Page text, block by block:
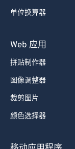
单位换算器
Web 应用
拼贴制作器
图像调整器
裁剪图片
颜色选择器